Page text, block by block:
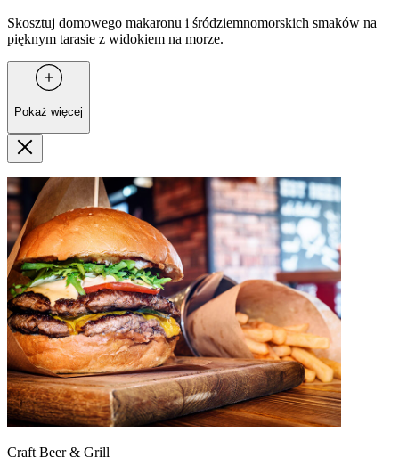
Skosztuj domowego makaronu i śródziemnomorskich smaków na
pięknym tarasie z widokiem na morze.
Pokaż więcej
Craft Beer & Grill